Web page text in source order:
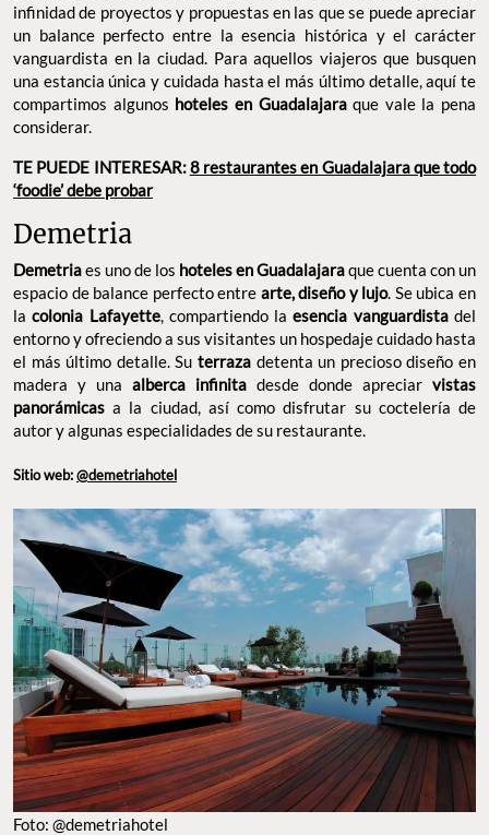
infinidad de proyectos y propuestas en las que se puede apreciar
un balance perfecto entre la esencia histórica y el carácter
vanguardista en la ciudad. Para aquellos viajeros que busquen
una estancia única y cuidada hasta el más último detalle, aquí te
compartimos algunos hoteles en Guadalajaraque vale la pena
considerar.
TE PUEDE INTERESAR:8 restaurantes en Guadalajara que todo
‘foodie’ debe probar
Demetria
Demetriaes uno de los hoteles en Guadalajaraque cuenta con un
espacio de balance perfecto entre arte, diseño y lujo. Se ubica en
lacolonia Lafayette, compartiendo la esencia vanguardistadel
entorno y ofreciendo a sus visitantes un hospedaje cuidado hasta
el más último detalle. Su terraza detenta un precioso diseño en
madera y una alberca infinita desde donde apreciar vistas
panorámicas a la ciudad, así como disfrutar su coctelería de
autor y algunas especialidades de su restaurante.
Sitio web:@demetriahotel
Foto: @demetriahotel